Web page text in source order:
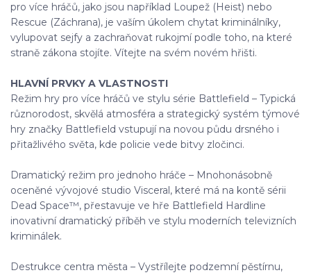
pro více hráčů, jako jsou například Loupež (Heist) nebo
Rescue (Záchrana), je vaším úkolem chytat kriminálníky,
vylupovat sejfy a zachraňovat rukojmí podle toho, na které
straně zákona stojíte. Vítejte na svém novém hřišti.
HLAVNÍ PRVKY A VLASTNOSTI
Režim hry pro více hráčů ve stylu série Battlefield – Typická
různorodost, skvělá atmosféra a strategický systém týmové
hry značky Battlefield vstupují na novou půdu drsného i
přitažlivého světa, kde policie vede bitvy zločinci.
Dramatický režim pro jednoho hráče – Mnohonásobně
oceněné vývojové studio Visceral, které má na kontě sérii
Dead Space™, přestavuje ve hře Battlefield Hardline
inovativní dramatický příběh ve stylu moderních televizních
kriminálek.
Destrukce centra města – Vystřílejte podzemní pěstírnu,